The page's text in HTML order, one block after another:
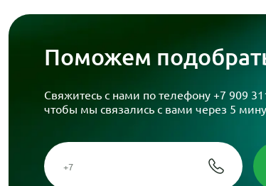
Поможем
Свяжитесь с нами по телефону +7 909
чтобы мы связались с вами через 5